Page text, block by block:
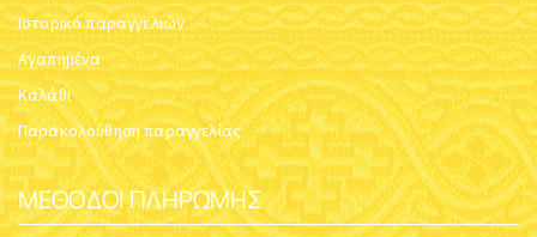
Ιστορικό παραγγελιών
Αγαπημένα
Καλάθι
Παρακολούθηση παραγγελίας
ΜΈΘΟΔΟΙ ΠΛΗΡΩΜΉΣ